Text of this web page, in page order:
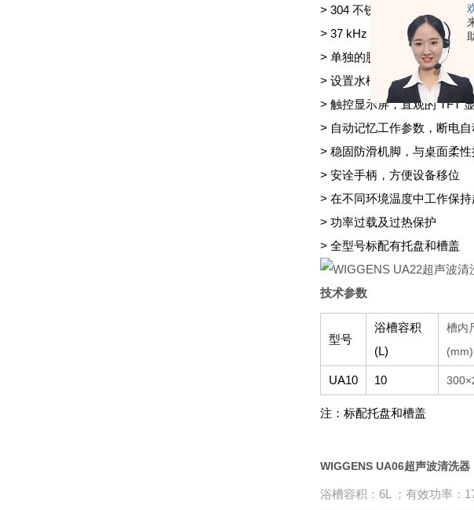
> 304 不锈钢水槽，外壳采用
> 37 kHz 超声工作频率
> 单独的脱气功能
> 设置水槽工作温度：
> 触控显示屏，直观的 TFT
> 自动记忆工作参数，断电
> 稳固防滑机脚，与桌面柔
> 安诠手柄，方便设备移位
> 在不同环境温度中工作保
> 功率过载及过热保护
> 全型号标配有托盘和槽盖
技术参数
型号
浴槽容积
(L)
槽内
(mm)
UA10 10
注：标配托盘和槽盖
WIGGENS UA06超声波清洗器
浴槽容积：6L ；有效功率：